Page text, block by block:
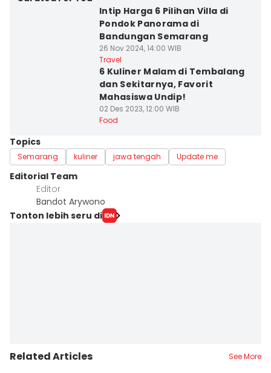
Intip Harga 6 Pilihan Villa di
Pondok Panorama di
Bandungan Semarang
26 Nov 2024, 14:00 WIB
Travel
6 Kuliner Malam di Tembalang
dan Sekitarnya, Favorit
Mahasiswa Undip!
02 Des 2023, 12:00 WIB
Food
Topics
Semarang kuliner jawa tengah Update me
Editorial Team
Editor
Bandot Arywono
Tonton lebih seru di
Related Articles See More